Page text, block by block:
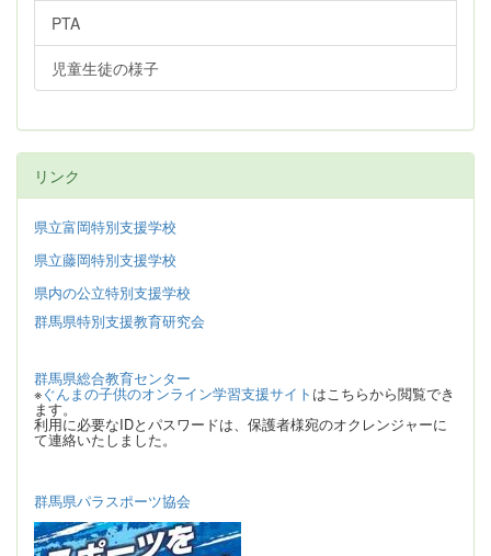
PTA
児童生徒の様子
リンク
県立富岡特別支援学校
県立藤岡特別支援学校
県内の公立特別支援学校
群馬県特別支援教育研究会
群馬県総合教育センター
※ぐんまの子供のオンライン学習支援サイト はこちらから閲覧でき
ます。
利用に必要なIDとパスワードは、保護者様宛のオクレンジャーに
て連絡いたしました。
群馬県パラスポーツ協会